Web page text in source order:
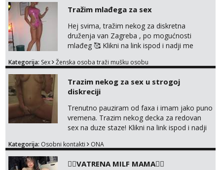
Tražim mlađega za sex
Hej svima, tražim nekog za diskretna
druženja van Zagreba , po mogućnosti
mlađeg 🥰 Klikni na link ispod i nadji me
Kategorija: Sex Ženska osoba traži mušku osobu
Trazim nekog za sex u strogoj
diskreciji
Trenutno pauziram od faxa i imam jako puno
vremena. Trazim nekog decka za redovan
sex na duze staze! Klikni na link ispod i nadji
Kategorija: Osobni kontakti ONA
❤️‍🔥VATRENA MILF MAMA❤️‍🔥